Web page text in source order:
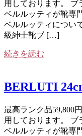
用しております。 ブ
ベルルッティが靴専
ベルルッティについ
級紳士靴ブ […]
続きを読む
BERLUTI
最高ランク品59,800
用しております。 ブ
ベルルッティが靴専